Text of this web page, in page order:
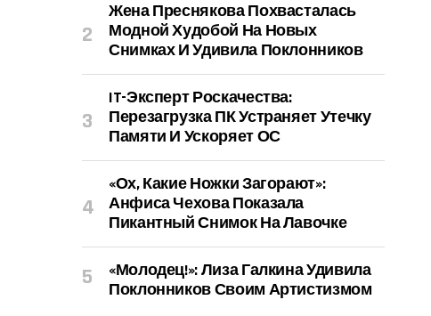
Жена Преснякова Похвасталась
Модной Худобой На Новых
Снимках И Удивила Поклонников
IT-Эксперт Роскачества:
Перезагрузка ПК Устраняет Утечку
Памяти И Ускоряет ОС
«Ох, Какие Ножки Загорают»:
Анфиса Чехова Показала
Пикантный Снимок На Лавочке
«Молодец!»: Лиза Галкина Удивила
Поклонников Своим Артистизмом